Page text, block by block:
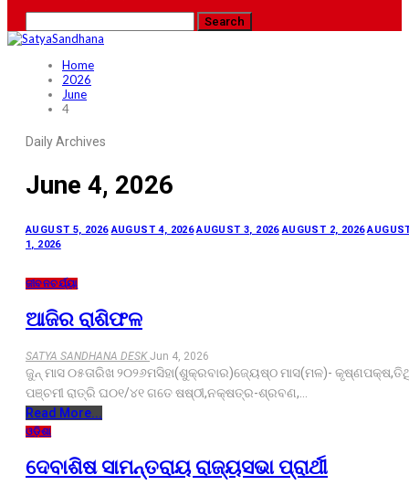
Home
2026
June
4
Daily Archives
June 4, 2026
AUGUST 5, 2026 AUGUST 4, 2026 AUGUST 3, 2026 AUGUST 2, 2026
1, 2026
ଜୀବନଚର୍ଯ୍ୟା
ଆଜିର ରାଶିଫଳ
SATYA SANDHANA DESKJun 4, 2026
ଜୁନ୍ ମାସ ୦୫ତାରିଖ ୨୦୨୬ମସିହା(ଶୁକ୍ରବାର)ଜ୍ୟେଷ୍ଠ ମାସ(ମଳ)-
ପଞ୍ଚମୀ ରାତ୍ରି ଘ୦୧/୪୧ ଗତେ ଷଷ୍ଠୀ,ନକ୍ଷତ୍ର-ଶ୍ରବଣ,…
Read More...
ଓଡ଼ିଶା
ଦେବାଶିଷ ସାମନ୍ତରାୟ ରାଜ୍ୟସଭା ପ୍ରାର୍ଥୀ